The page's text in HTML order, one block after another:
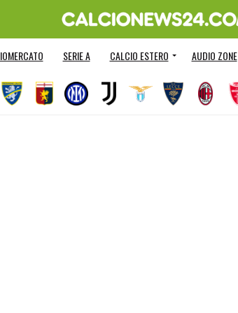
SERIE A CALCIO ESTERO AUDIO ZONE